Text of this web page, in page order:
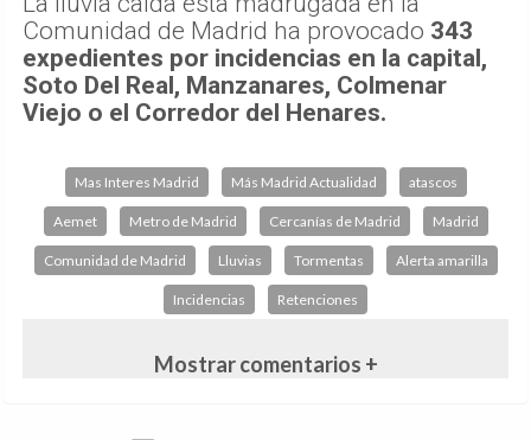
Comunidad de Madrid ha provocado 343
expedientes por incidencias en la capital,
Soto Del Real, Manzanares, Colmenar
Viejo o el Corredor del Henares.
Mas Interes Madrid Más Madrid Actualidad atascos
Aemet Metro de Madrid Cercanías de Madrid Madrid
Comunidad de Madrid Lluvias Tormentas Alerta amarilla
Incidencias Retenciones
Mostrar comentarios +